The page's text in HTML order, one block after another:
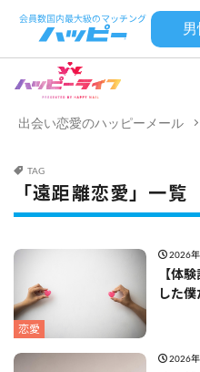
出会い恋愛のハッピーメール
TAG
「遠距離恋愛」一覧
恋愛
2026
【体
した
2026